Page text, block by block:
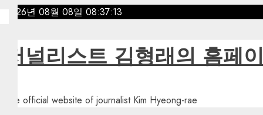
Skip
2026년 08월 08일 08:37:14
저널리스트 김형래의 홈페
The official website of journalist Kim Hyeong-rae